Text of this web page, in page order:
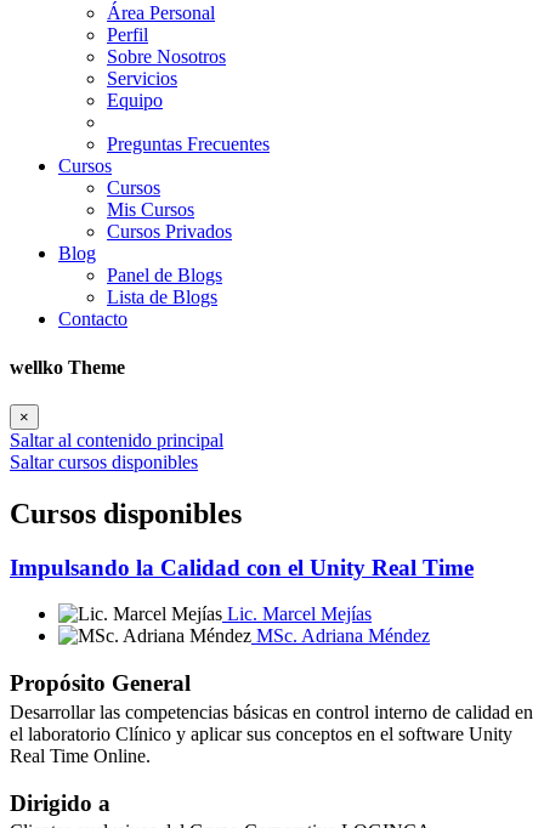
Área Personal
Perfil
Sobre Nosotros
Servicios
Equipo
Preguntas Frecuentes
Cursos
Cursos
Mis Cursos
Cursos Privados
Blog
Panel de Blogs
Lista de Blogs
Contacto
wellko Theme
×
Saltar al contenido principal
Saltar cursos disponibles
Cursos disponibles
Impulsando la Calidad con el Unity Real Time
Lic. Marcel Mejías
MSc. Adriana Méndez
Propósito General
Desarrollar las competencias básicas en control interno de calidad en
el laboratorio Clínico y aplicar sus conceptos en el software Unity
Real Time Online.
Dirigido a